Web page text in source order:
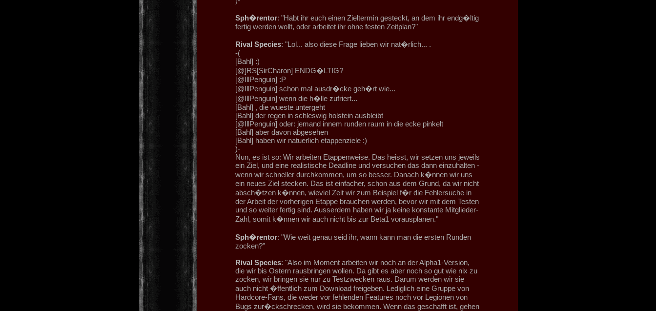
Sph�rentor: "Habt ihr euch einen Zieltermin gesteckt, an dem ihr endg�ltig
fertig werden wollt, oder arbeitet ihr ohne festen Zeitplan?"
Rival Species: "Lol... also diese Frage lieben wir nat�rlich... .
-(
[Bahl] :)
[@]RS[SirCharon] ENDG�LTIG?
[@IllPenguin] :P
[@IllPenguin] schon mal ausdr�cke geh�rt wie...
[@IllPenguin] wenn die h�lle zufriert...
[Bahl] , die wueste untergeht
[Bahl] der regen in schleswig holstein ausbleibt
[@IllPenguin] oder: jemand innem runden raum in die ecke pinkelt
[Bahl] aber davon abgesehen
[Bahl] haben wir natuerlich etappenziele :)
)-
Nun, es ist so: Wir arbeiten Etappenweise. Das heisst, wir setzen uns jeweils
ein Ziel, und eine realistische Deadline und versuchen das dann einzuhalten -
wenn wir schneller durchkommen, um so besser. Danach k�nnen wir uns
ein neues Ziel stecken. Das ist einfacher, schon aus dem Grund, da wir nicht
absch�tzen k�nnen, wieviel Zeit wir zum Beispiel f�r die Fehlersuche in
der Arbeit der vorherigen Etappe brauchen werden, bevor wir mit dem Testen
und so weiter fertig sind. Ausserdem haben wir ja keine konstante Mitglieder-
Zahl, somit k�nnen wir auch nicht bis zur Beta1 vorausplanen."
Sph�rentor: "Wie weit genau seid ihr, wann kann man die ersten Runden
zocken?"
Rival Species: "Also im Moment arbeiten wir noch an der Alpha1-Version,
die wir bis Ostern rausbringen wollen. Da gibt es aber noch so gut wie nix zu
zocken, wir bringen sie nur zu Testzwecken raus. Darum werden wir sie
auch nicht �ffentlich zum Download freigeben. Lediglich eine Gruppe von
Hardcore-Fans, die weder vor fehlenden Features noch vor Legionen von
Bugs zur�ckschrecken, wird sie bekommen. Wenn das geschafft ist, gehen